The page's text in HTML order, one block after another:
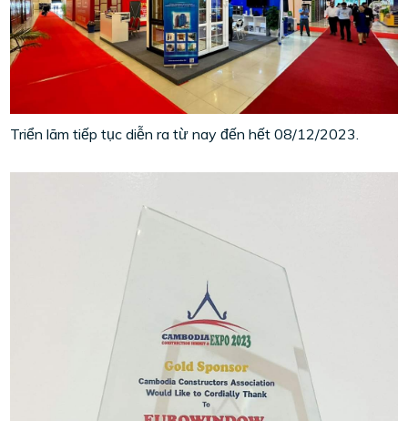
Triển lãm tiếp tục diễn ra từ nay đến hết 08/12/2023.